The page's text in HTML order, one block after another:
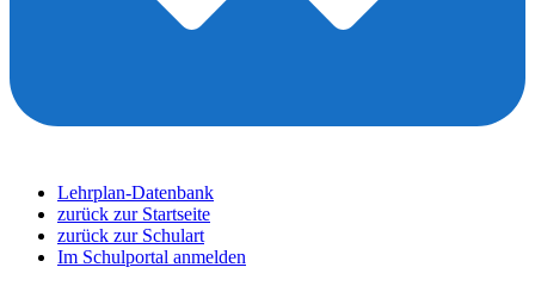
Lehrplan-Datenbank
zurück zur Startseite
zurück zur Schulart
Im Schulportal anmelden